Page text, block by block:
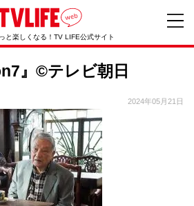
と楽しくなる！TV LIFE公式サイト
』©テレビ朝日
2024年05月21日